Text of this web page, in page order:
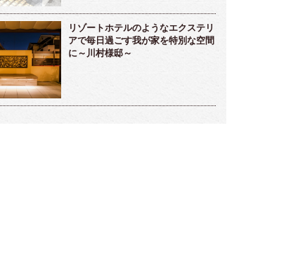
リゾートホテルのようなエクステリ
アで毎日過ごす我が家を特別な空間
に～川村様邸～